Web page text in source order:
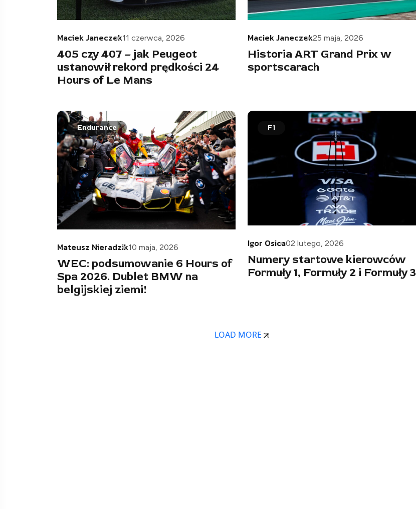
Maciek Janeczek11 czerwca, 2026
405 czy 407 – jak Peugeot
ustanowił rekord prędkości 24
Hours of Le Mans
Maciek Janeczek25 maja, 2026
Historia ART Grand Prix w
sportscarach
Endurance
Mateusz Nieradzik10 maja, 2026
WEC: podsumowanie 6 Hours of
Spa 2026. Dublet BMW na
belgijskiej ziemi!
F1
Igor Osica02 lutego, 2026
Numery startowe kierowców
Formuły 1, Formuły 2 i Formuły 3
LOAD MORE